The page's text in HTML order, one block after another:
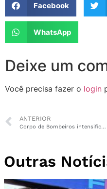
Facebook
WhatsApp
Deixe um
Você precisa fazer o login
ANTERIOR
Corpo de Bombeiros intensifica vistorias e emissão de alvarás no Amapá
Outras